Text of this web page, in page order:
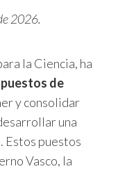
2026.
la Ciencia, ha
de
y consolidar
una
Estos puestos
Vasco, la